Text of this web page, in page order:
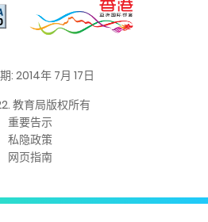
: 2014年 7月 17日
教育局版权所有
重要告示
私隐政策
网页指南